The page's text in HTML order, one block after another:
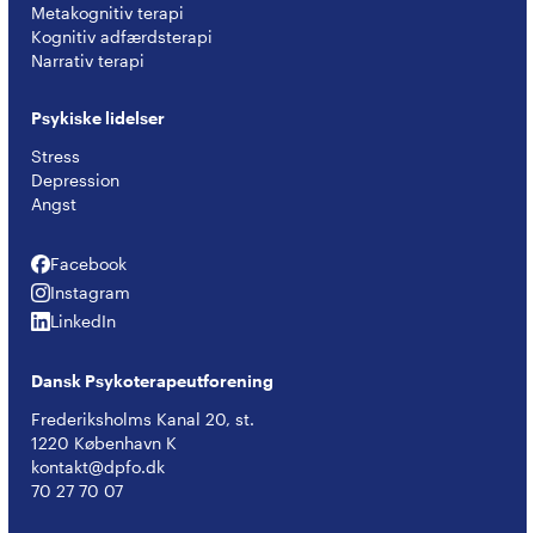
Metakognitiv terapi
Kognitiv adfærdsterapi
Narrativ terapi
Psykiske lidelser
Stress
Depression
Angst
Facebook
Facebook
Instagram
Instagram
LinkedIn
LinkedIn
Dansk Psykoterapeutforening
Frederiksholms Kanal 20, st.
1220 København K
kontakt@dpfo.dk
70 27 70 07